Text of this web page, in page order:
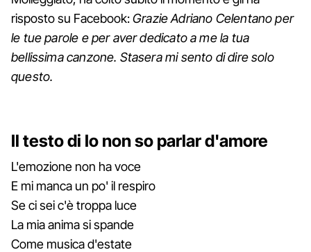
risposto su Facebook:Grazie Adriano Celentano per
le tue parole e per aver dedicato a me la tua
bellissima canzone. Stasera mi sento di dire solo
questo.
Il testo di Io non so parlar d'amore
L'emozione non ha voce
E mi manca un po' il respiro
Se ci sei c'è troppa luce
La mia anima si spande
Come musica d'estate